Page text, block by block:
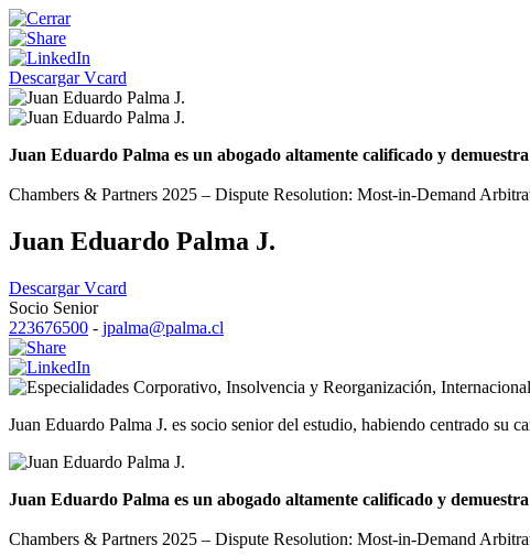
Descargar Vcard
Juan Eduardo Palma es un abogado altamente calificado y
Chambers & Partners 2025 – Dispute Resolution: Most-in-Demand
Juan Eduardo Palma J.
Descargar Vcard
Socio Senior
223676500 - jpalma@palma.cl
Corporativo, Insolvencia y Reorganización, Internacional
Juan Eduardo Palma J. es socio senior del estudio, habiendo centrado su
Juan Eduardo Palma es un abogado altamente calificado y
Chambers & Partners 2025 – Dispute Resolution: Most-in-Demand